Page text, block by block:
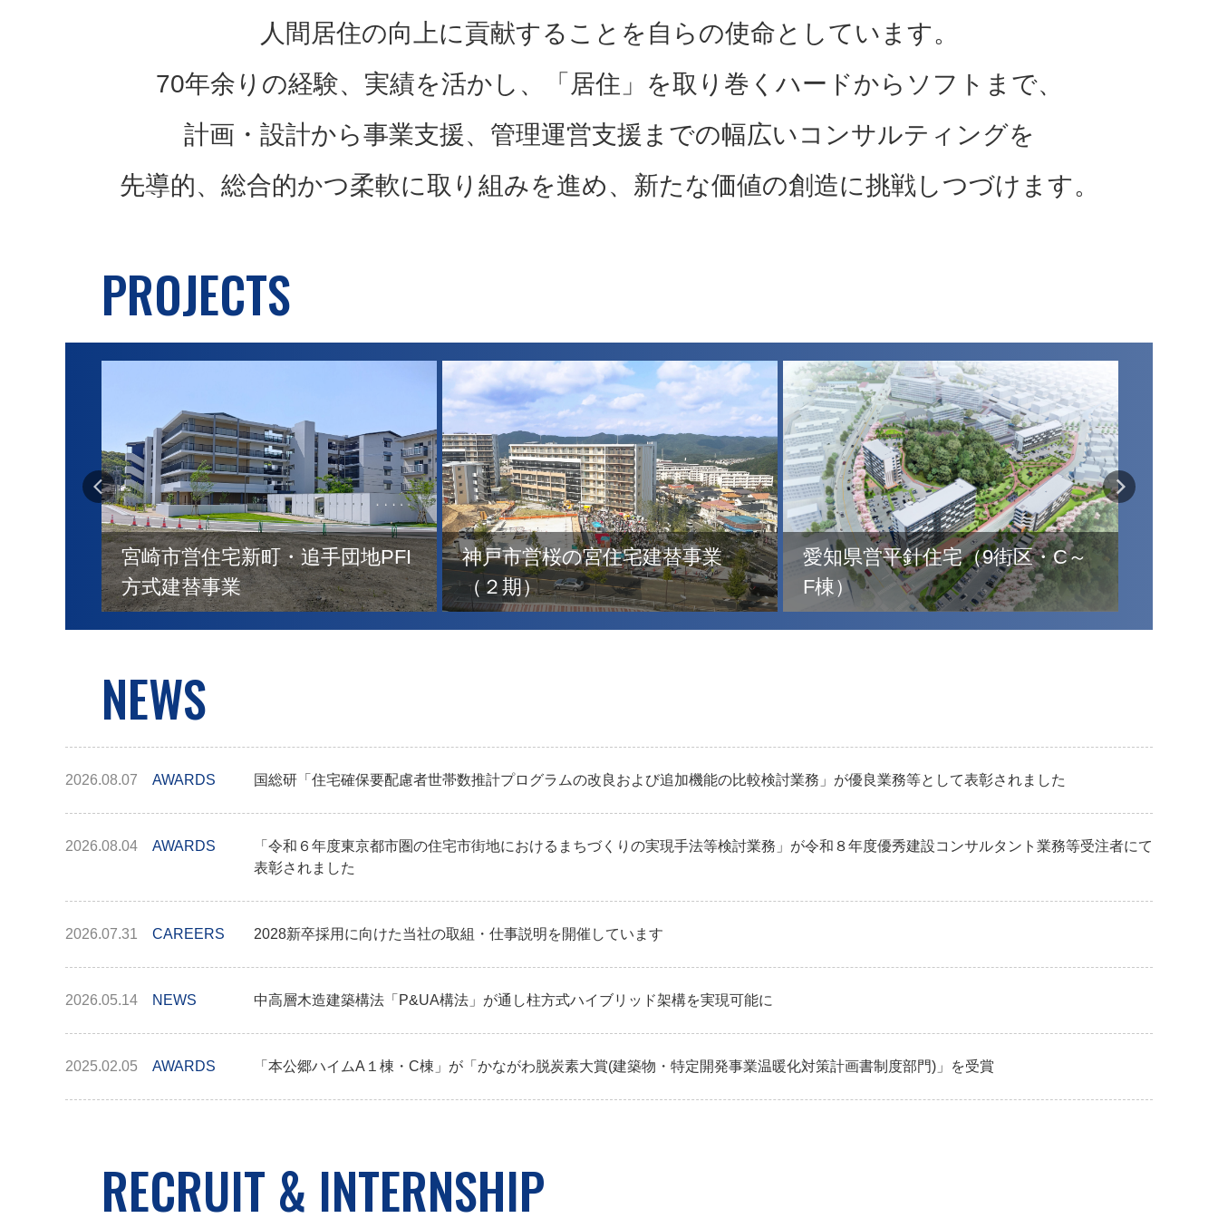
人間居住の向上に貢献することを自らの使命としています。
70年余りの経験、実績を活かし、「居住」を取り巻くハードからソフトまで、
計画・設計から事業支援、管理運営支援までの幅広いコンサルティングを
先導的、総合的かつ柔軟に取り組みを進め、新たな価値の創造に挑戦しつづけます。
PROJECTS
神戸市営桜の宮住宅建替事業
（２期）
愛知県営平針住宅（9街区・C～
F棟）
愛知県営鳴海住宅（2街区）
NEWS
2026.08.07 AWARDS 国総研「住宅確保要配慮者世帯数推計プログラムの改良および追加機能の比較検討業務」が優良業務等として表彰されました
2026.08.04 AWARDS
「令和６年度東京都市圏の住宅市街地におけるまちづくりの実現手法等検討業務」が令和８年度優秀建設コンサルタント業務等受注者にて
表彰されました
2026.07.31 CAREERS 2028新卒採用に向けた当社の取組・仕事説明を開催しています
2026.05.14 NEWS 中高層木造建築構法「P&UA構法」が通し柱方式ハイブリッド架構を実現可能に
2025.02.05 AWARDS 「本公郷ハイムA１棟・C棟」が「かながわ脱炭素大賞(建築物・特定開発事業温暖化対策計画書制度部門)」を受賞
RECRUIT & INTERNSHIP